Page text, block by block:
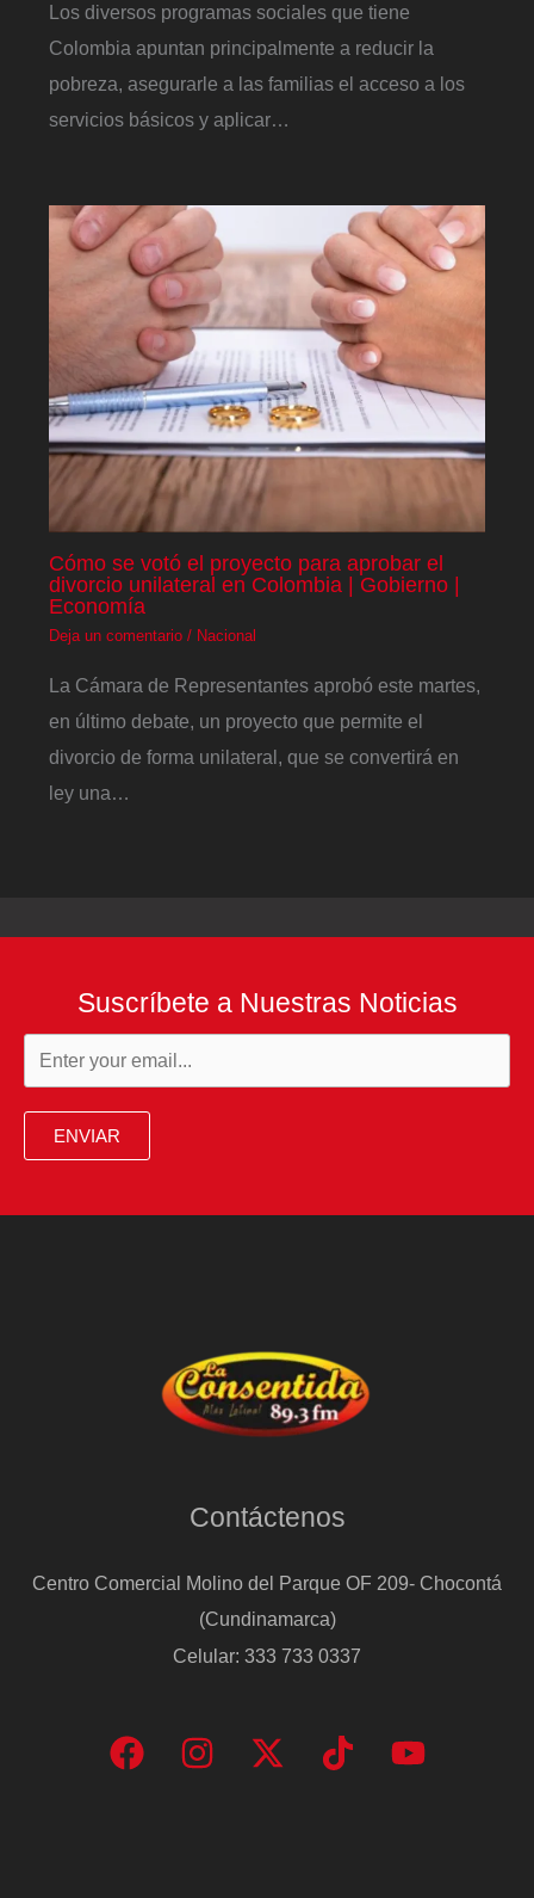
Los diversos programas sociales que tiene
Colombia apuntan principalmente a reducir la
pobreza, asegurarle a las familias el acceso a los
servicios básicos y aplicar…
Cómo se votó el proyecto para aprobar el
divorcio unilateral en Colombia | Gobierno |
Economía
Deja un comentario / Nacional
La Cámara de Representantes aprobó este martes,
en último debate, un proyecto que permite el
divorcio de forma unilateral, que se convertirá en
ley una…
Suscríbete a Nuestras Noticias
ENVIAR
Contáctenos
Centro Comercial Molino del Parque OF 209- Chocontá
(Cundinamarca)
Celular: 333 733 0337